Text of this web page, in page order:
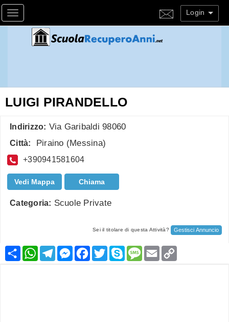
Toggle navigation Login
LUIGI PIRANDELLO
Indirizzo: Via Garibaldi 98060
Città: Piraino (Messina)
+390941581604
Vedi Mappa Chiama
Categoria: Scuole Private
Sei il titolare di questa Attività? Gestisci Annuncio
CondividiWhatsApp
TelegramMessenger
Facebook
TwitterSkypeMessage
Email